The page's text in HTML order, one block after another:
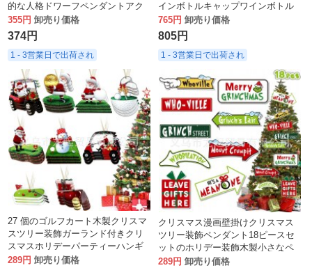
的な人格ドワーフペンダントアク
セサリーインテリア
355円 卸売り価格
374円
1 - 3営業日で出荷され
インボトルキャップワインボトル
セットホリデーデコレーション
765円 卸売り価格
805円
1 - 3営業日で出荷され
27 個のゴルフカート木製クリスマ
スツリー装飾ガーランド付きクリ
スマスホリデーパーティーハンギ
ングデコレーション
289円 卸売り価格
クリスマス漫画壁掛けクリスマス
ツリー装飾ペンダント18ピースセ
ットのホリデー装飾木製小さなペ
ンダント
289円 卸売り価格